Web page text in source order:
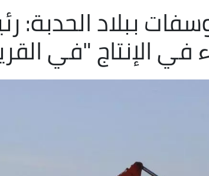
ببلاد الحدبة:
في الإنتاج "في